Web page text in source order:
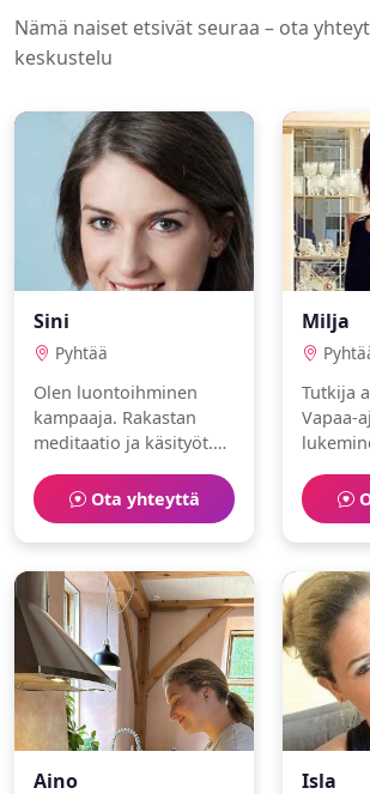
Nämä naiset etsivät seuraa – ota
keskustelu
Sini
Pyhtää
Olen luontoihminen
kampaaja. Rakastan
meditaatio ja käsityöt.
elämän seikkailuihin.
Ota yhteyttä
Milja
Tutkija
Vapaa-
ihmisen.
Aino Isla